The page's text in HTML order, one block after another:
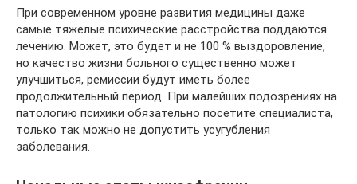
При современном уровне развития медицины даже
самые тяжелые психические расстройства поддаются
лечению. Может, это будет и не 100 % выздоровление,
но качество жизни больного существенно может
улучшиться, ремиссии будут иметь более
продолжительный период. При малейших подозрениях на
патологию психики обязательно посетите специалиста,
только так можно не допустить усугубления
заболевания.